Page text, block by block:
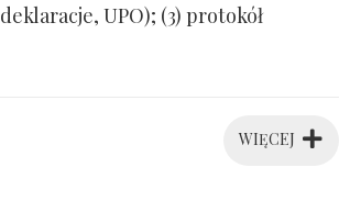
UPO); (3) protokół
WIĘCEJ